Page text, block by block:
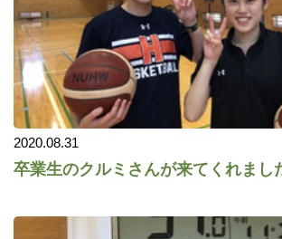
2020.08.31
卒業生のクルミさんが来てくれまし